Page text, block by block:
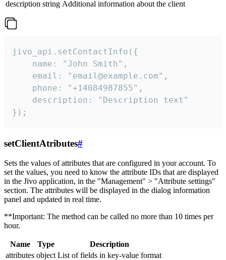
description string Additional information about the client
jivo_api.setContactInfo({
    name: "John Smith",
    email: "email@example.com",
    phone: "+14084987855",
    description: "Description text"
});
setClientAtributes#
Sets the values ​​of attributes that are configured in your account. To
set the values, you need to know the attribute IDs that are displayed
in the Jivo application, in the "Management" > "Attribute settings"
section. The attributes will be displayed in the dialog information
panel and updated in real time.
**Important: The method can be called no more than 10 times per
hour.
Name Type
Description
attributes object List of fields in key-value format